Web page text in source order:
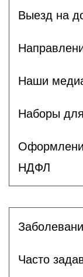
Выезд на
Наши
Наборы
НДФЛ
Часто